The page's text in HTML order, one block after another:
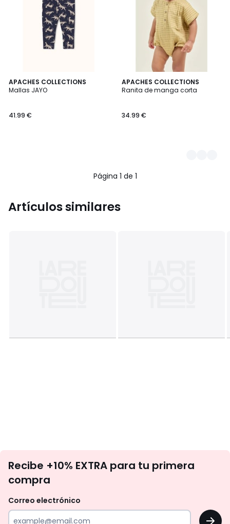
APACHES COLLECTIONS
Mallas JAYO
41.99 €
APACHES COLLECTIONS
Ranita de manga corta
34.99 €
2
Colores
Página 1 de 1
Artículos similares
te
tu
Recibe +10% EXTRA para tu primera
compra
Correo electrónico
OK